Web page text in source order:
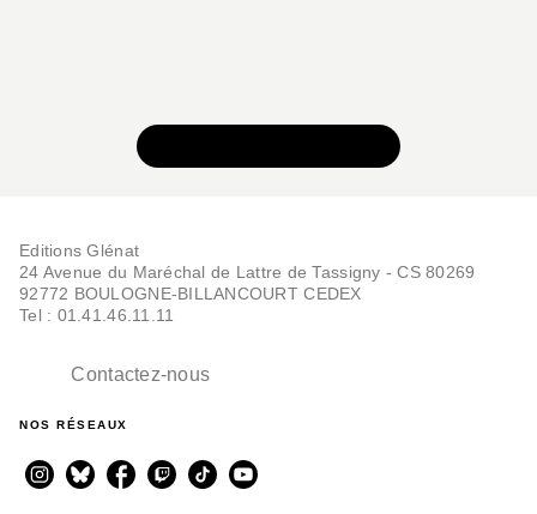
Editions Glénat
24 Avenue du Maréchal de Lattre de Tassigny - CS 80269
92772 BOULOGNE-BILLANCOURT CEDEX
Tel : 01.41.46.11.11
Contactez-nous
NOS RÉSEAUX